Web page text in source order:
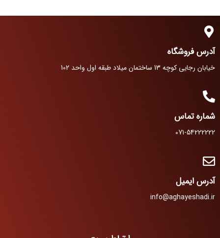
آدرس فروشگاه
خیابان رجایی کوچه 13 ساختمان میلاد طبقه اول واحد 102
شماره تماس
071-54222222
آدرس ایمیل
info@aghayeshadi.ir